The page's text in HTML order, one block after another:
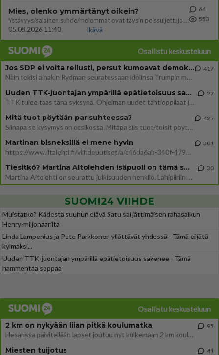
Mies, olenko ymmärtänyt oikein?
Ystävyys/salainen suhde/molemmat ovat täysin poissuljettuja asioita? Nainen
05.08.2026 11:40
Ikävä
64
553
Osallistu keskusteluun
Jos SDP ei voita reilusti, persut kumoavat demokratian Suomesta
Näin tekisi ainakin Rydman seuratessaan idolinsa Trumpin mallia https://www.is.fi/politiikka/art-2000012187244.html
417
Uuden TTK-juontajan ympärillä epätietoisuus sakenee - Nyt MTV hämmentää soppaa
TTK tulee taas tänä syksynä. Ohjelman uudet tähtioppilaat julkistetaan torstaina 6. elokuuta klo 14 alkavassa lehdistö
27
Mitä tuot pöytään parisuhteessa?
Siinäpä se kysymys on otsikossa. Mitäpä siis tuot/toisit pöytään parisuhteessa? Oletko mies vai nainen? Koetko sen mitä
425
Martinan bisneksillä ei mene hyvin
https://www.iltalehti.fi/viihdeuutiset/a/c46da6ab-340f-4790-aaa7-0865eed2336 Yrityksen konkurssihakemus on tullut kärä
301
Tiesitkö? Martina Aitolehden isäpuoli on tämä suosittu laulaja
Martina Aitolehti on seurattu julkisuuden henkilö. Lähipiiriin mahtuu muitakin tunnettuja henkilöitä. Tiesitkö, että Ma
30
SUOMI24 VIIHDE
Muistatko? Kädestä suuhun elävä Satu sai jättimäisen rahasalkun
Henry-miljonääriltä
Linda Lampenius ja Pete Parkkonen yllättävät yhdessä - Tämä ei jätä
kylmäksi...
Uuden TTK-juontajan ympärillä epätietoisuus sakenee - Tämä
hämmentää soppaa
Osallistu keskusteluun
2 km on nykyään liian pitkä koulumatka
Hesarissa päivitellään lapset joutuu nyt kulkemaan 2 km kouluun jösses. Ruostefillarilla tuo matka menee vaikka miten äk
95
Miesten tuijotus 41